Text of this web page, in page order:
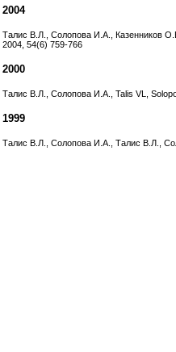
2004
Талис В.Л., Солопова И.А., Казенников
2004, 54(6) 759-766
2000
Талис В.Л., Солопова И.А., Talis VL,
1999
Талис В.Л., Солопова И.А., Талис В.Л.,